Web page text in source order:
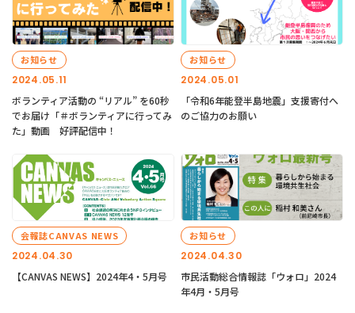
2024.05.11
お知らせ
ボランティア活動の “リアル” を60秒
でお届け「＃ボランティアに行ってみ
た」動画 好評配信中！
2024.05.01
お知らせ
「令和6年能登半島地震」支援寄付へ
のご協力のお願い
2024.04.30
会報誌CANVAS NEWS
【CANVAS NEWS】2024年4・5月号
2024.04.30
お知らせ
市民活動総合情報誌「ウォロ」2024
年4月・5月号